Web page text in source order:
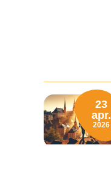
23
apr.
2026